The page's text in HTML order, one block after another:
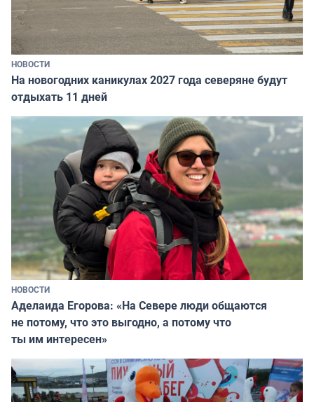
НОВОСТИ
На новогодних каникулах 2027 года северяне будут
отдыхать 11 дней
НОВОСТИ
Аделаида Егорова: «На Севере люди общаются
не потому, что это выгодно, а потому что
ты им интересен»